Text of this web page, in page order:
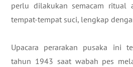
perlu dilakukan semacam ritual
tempat-tempat suci, lengkap
Upacara perarakan pusaka ini
tahun 1943 saat wabah pes